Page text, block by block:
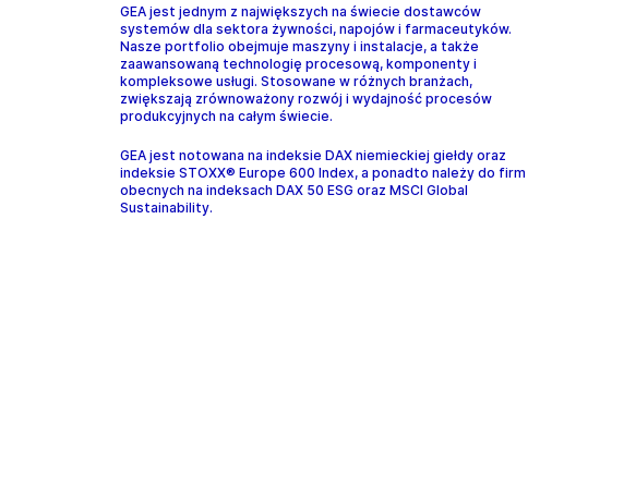
GEA jest jednym z największych na świecie dostawców
systemów dla sektora żywności, napojów i farmaceutyków.
Nasze portfolio obejmuje maszyny i instalacje, a także
zaawansowaną technologię procesową, komponenty i
kompleksowe usługi. Stosowane w różnych branżach,
zwiększają zrównoważony rozwój i wydajność procesów
produkcyjnych na całym świecie.
GEA jest notowana na indeksie DAX niemieckiej giełdy oraz
indeksie STOXX® Europe 600 Index, a ponadto należy do firm
obecnych na indeksach DAX 50 ESG oraz MSCI Global
Sustainability.